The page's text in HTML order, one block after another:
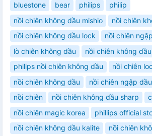
bluestone
bear philips
philip
nồi chiên không dầu mishio
nồi chiên
nồi chiên không dầu lock
nồi chiên
lò chiên không dầu
nồi chiên không
philips nồi chiên không dầu
nồi chiên
nồi chiên không dầu
nồi chiên ngập
nồi chiên
nồi chiên không dầu sharp
nồi chiên magic korea
phillips official
nồi chiên không dầu kalite
nồi chiên